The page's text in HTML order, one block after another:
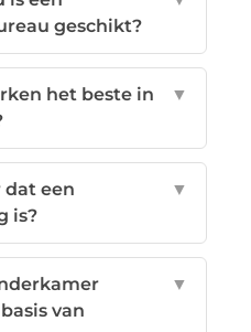
geschikt?
het beste in
▼
dat een
is?
▼
van
▼